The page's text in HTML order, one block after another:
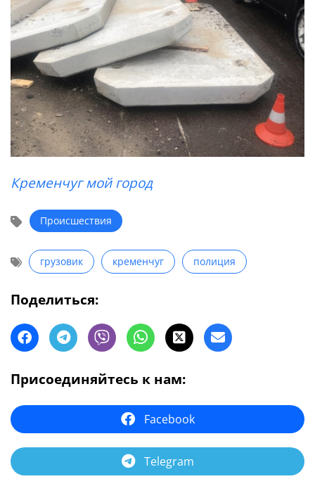
Кременчуг мой город
Происшествия
грузовик кременчуг полиция
Поделиться:
Присоединяйтесь к нам:
Facebook
Telegram